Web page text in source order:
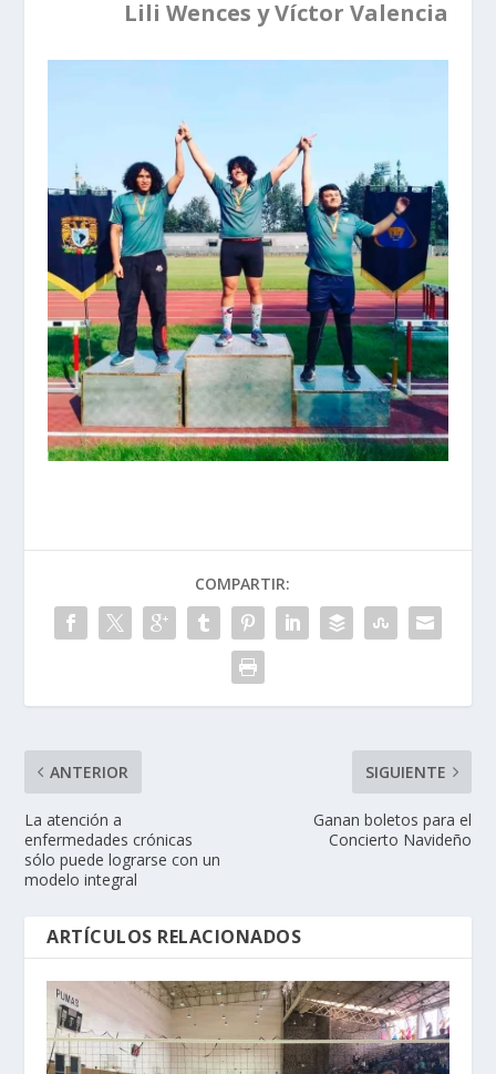
Lili Wences y Víctor Valencia
COMPARTIR:
ANTERIOR
La atención a
enfermedades crónicas
sólo puede lograrse con un
modelo integral
SIGUIENTE
Ganan boletos para el
Concierto Navideño
ARTÍCULOS RELACIONADOS